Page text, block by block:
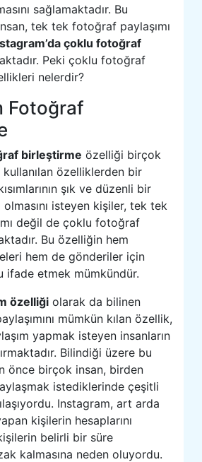
sağlamaktadır. Bu
tek tek fotoğraf paylaşımı
çoklu fotoğraf
Peki çoklu fotoğraf
nelerdir?
Fotoğraf
birleştirme özelliği birçok
kullanılan özelliklerden bir
şık ve düzenli bir
isteyen kişiler, tek tek
değil de çoklu fotoğraf
Bu özelliğin hem
hem de gönderiler için
ifade etmek mümkündür.
özelliği olarak da bilinen
mümkün kılan özellik,
yapmak isteyen insanların
Bilindiği üzere bu
önce birçok insan, birden
istediklerinde çeşitli
Instagram, art arda
kişilerin hesaplarını
belirli bir süre
kalmasına neden oluyordu.